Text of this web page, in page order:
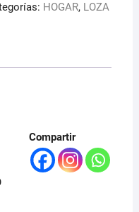
HOGAR, LOZA
Compartir